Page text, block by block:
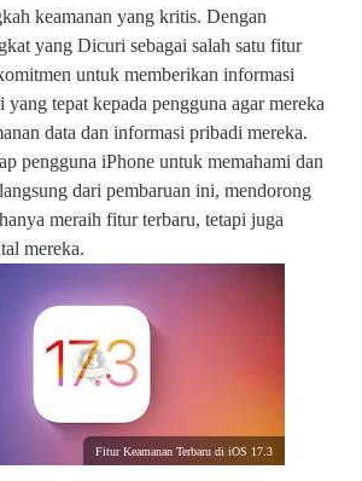
keamanan yang kritis. Dengan
yang Dicuri sebagai salah satu fitur
untuk memberikan informasi
yang tepat kepada pengguna agar mereka
data dan informasi pribadi mereka.
pengguna iPhone untuk memahami dan
dari pembaruan ini, mendorong
meraih fitur terbaru, tetapi juga
mereka.
Fitur Keamanan Terbaru di iOS 17.3